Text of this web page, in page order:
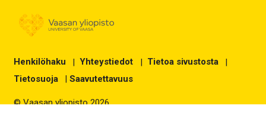
Henkilöhaku | Yhteystiedot | Tietoa sivustosta
|
Tietosuoja
| Saavutettavuus
© Vaasan yliopisto 2026